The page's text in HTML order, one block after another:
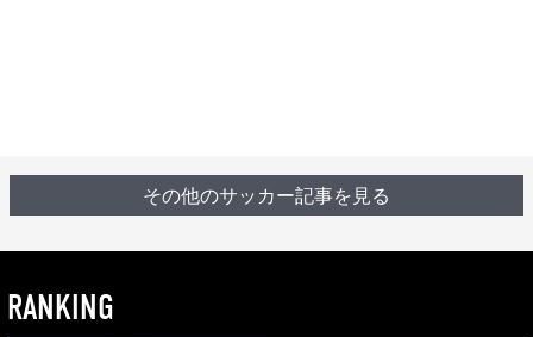
その他のサッカー記事を見る
RANKING